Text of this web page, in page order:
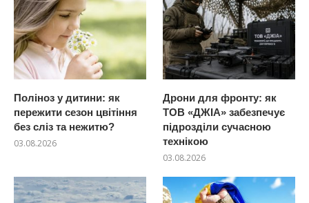
Поліноз у дитини: як
пережити сезон цвітіння
без сліз та нежитю?
03.08.2026
Дрони для фронту: як
ТОВ «ДЖІА» забезпечує
підрозділи сучасною
технікою
03.08.2026